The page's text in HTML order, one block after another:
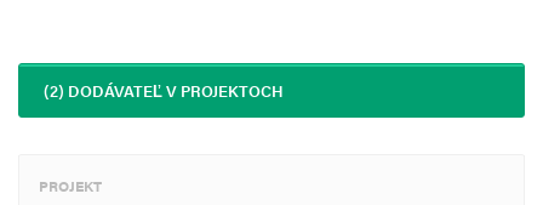
(2) DODÁVATEĽ V PROJEKTOCH
PROJEKT